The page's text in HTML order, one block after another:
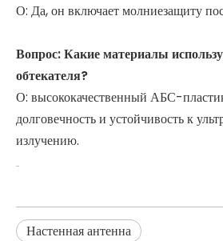
О: Да, он включает молниезащиту
Вопрос:Какие материалы
обтекателя?
О: высококачественный АБС-
долговечность и устойчивость к
излучению.
Настенная антенна